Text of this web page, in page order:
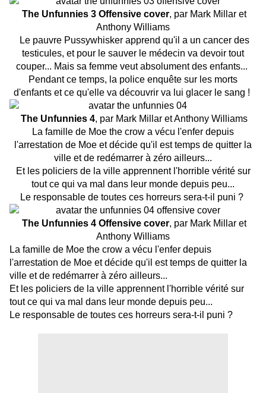
The Unfunnies 3 Offensive cover, par Mark Millar et
Anthony Williams
Le pauvre Pussywhisker apprend qu'il a un cancer des
testicules, et pour le sauver le médecin va devoir tout
couper... Mais sa femme veut absolument des enfants...
Pendant ce temps, la police enquête sur les morts
d'enfants et ce qu'elle va découvrir va lui glacer le sang !
The Unfunnies 4, par Mark Millar et Anthony Williams
La famille de Moe the crow a vécu l'enfer depuis
l'arrestation de Moe et décide qu'il est temps de quitter la
ville et de redémarrer à zéro ailleurs...
Et les policiers de la ville apprennent l'horrible vérité sur
tout ce qui va mal dans leur monde depuis peu...
Le responsable de toutes ces horreurs sera-t-il puni ?
The Unfunnies 4 Offensive cover, par Mark Millar et
Anthony Williams
La famille de Moe the crow a vécu l'enfer depuis
l'arrestation de Moe et décide qu'il est temps de quitter la
ville et de redémarrer à zéro ailleurs...
Et les policiers de la ville apprennent l'horrible vérité sur
tout ce qui va mal dans leur monde depuis peu...
Le responsable de toutes ces horreurs sera-t-il puni ?